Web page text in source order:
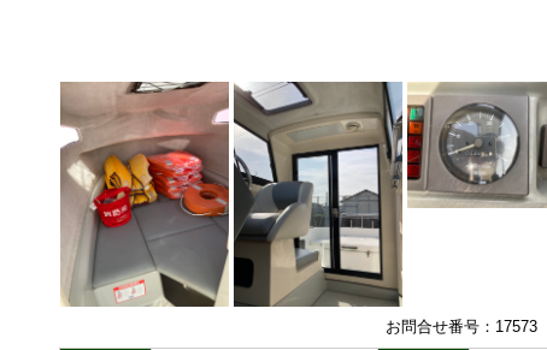
お問合せ番号：